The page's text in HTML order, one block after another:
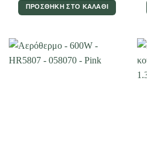
ΠΡΟΣΘΉΚΗ ΣΤΟ ΚΑΛΆΘΙ